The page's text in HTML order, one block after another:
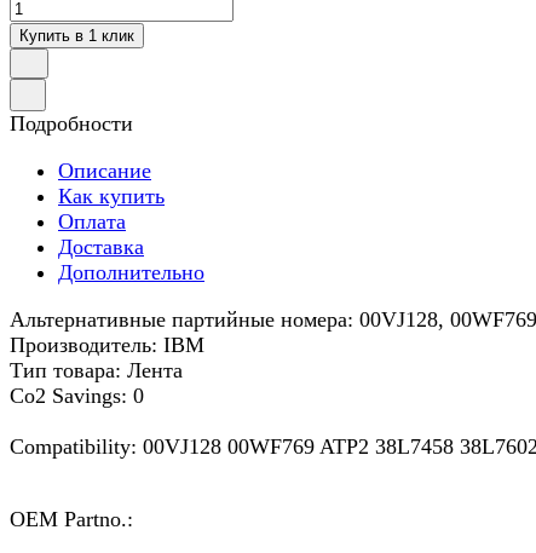
Купить в 1 клик
Подробности
Описание
Как купить
Оплата
Доставка
Дополнительно
Альтернативные партийные номера: 00VJ128,
Производитель: IBM
Тип товара: Лента
Co2 Savings: 0
Compatibility: 00VJ128 00WF769 ATP2 38L7458
OEM Partno.: